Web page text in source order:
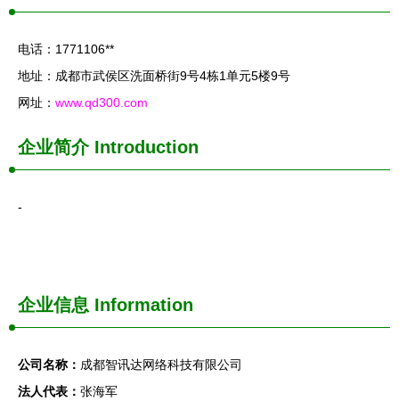
电话：1771106**
地址：成都市武侯区洗面桥街9号4栋1单元5楼9号
网址： www.qd300.com
企业简介Introduction
-
企业信息 Information
公司名称： 成都智讯达网络科技有限公司
法人代表： 张海军